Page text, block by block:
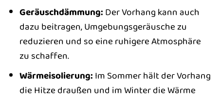
Geräuschdämmung: Der Vorhang kann auch
dazu beitragen, Umgebungsgeräusche zu
reduzieren und so eine ruhigere Atmosphäre
zu schaffen.
Wärmeisolierung: Im Sommer hält der Vorhang
die Hitze draußen und im Winter die Wärme